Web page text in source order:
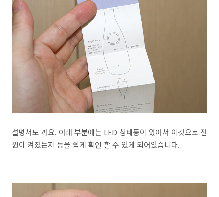
설명서도 까요. 아래 부분에는 LED 상태등이 있어서 이것으로 전
원이 켜졌는지 등을 쉽게 확인 할 수 있게 되어있습니다.